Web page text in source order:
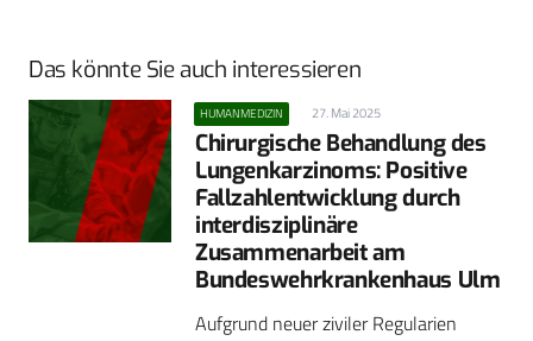
Das könnte Sie auch interessieren
HUMANMEDIZIN 27. Mai 2025
Chirurgische Behandlung des
Lungenkarzinoms: Positive
Fallzahlentwicklung durch
interdisziplinäre
Zusammenarbeit am
Bundeswehrkrankenhaus Ulm
Aufgrund neuer ziviler Regularien